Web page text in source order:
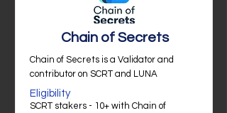
Chain of Secrets
Chain of Secrets is a Validator and
contributor on SCRT and LUNA
Eligibility
SCRT stakers - 10+ with Chain of